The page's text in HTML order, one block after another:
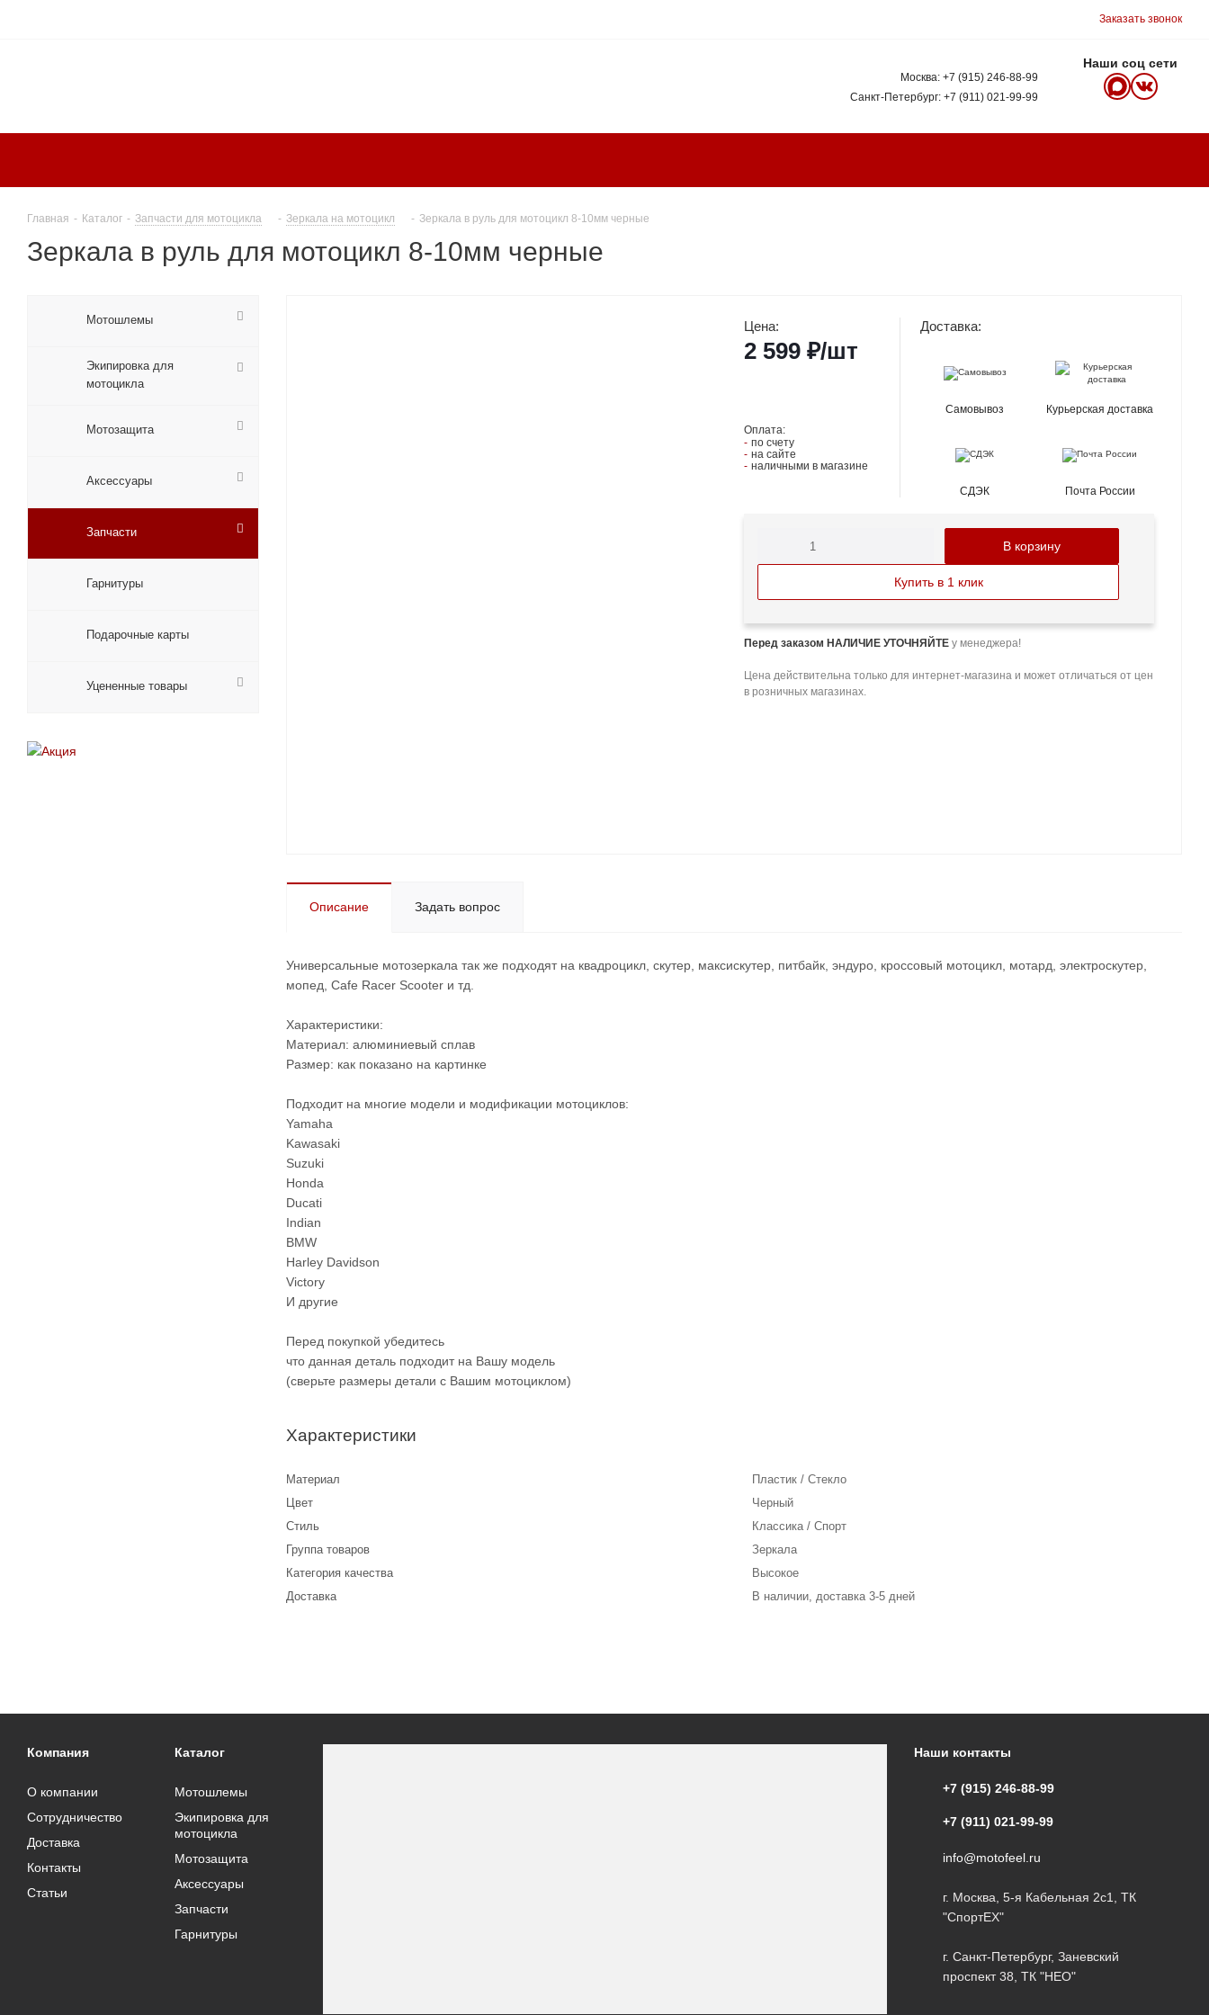
Заказать звонок
Москва: +7 (915) 246-88-99
Санкт-Петербург: +7 (911) 021-99-99
Наши соц сети
Главная - Каталог - Запчасти для мотоцикла - Зеркала на мотоцикл - Зеркала в руль для мотоцикл 8-10мм черные
Зеркала в руль для мотоцикл 8-10мм черные
Цена:
2 599 ₽/шт
Оплата:
по счету
на сайте
наличными в магазине
В корзину
Купить в 1 клик
Доставка:
Самовывоз Курьерская доставка
СДЭК Почта России
Перед заказом НАЛИЧИЕ УТОЧНЯЙТЕ у менеджера!
Цена действительна только для интернет-магазина и может отличаться от цен
в розничных магазинах.
Описание Задать вопрос
Универсальные мотозеркала так же подходят на квадроцикл, скутер, максискутер, питбайк, эндуро, кроссовый мотоцикл, мотард, электроскутер,
мопед, Cafe Racer Scooter и тд.
Характеристики:
Материал: алюминиевый сплав
Размер: как показано на картинке
Подходит на многие модели и модификации мотоциклов:
Yamaha
Kawasaki
Suzuki
Honda
Ducati
Indian
BMW
Harley Davidson
Victory
И другие
Перед покупкой убедитесь
что данная деталь подходит на Вашу модель
(сверьте размеры детали с Вашим мотоциклом)
Характеристики
Материал
Пластик / Стекло
Цвет
Черный
Стиль
Классика / Спорт
Группа товаров
Зеркала
Категория качества
Высокое
Доставка
В наличии, доставка 3-5 дней
Мотошлемы
Экипировка для
мотоцикла
Мотозащита
Аксессуары
Запчасти
Гарнитуры
Подарочные карты
Уцененные товары
Компания
О компании
Сотрудничество
Доставка
Контакты
Статьи
Каталог
Мотошлемы
Экипировка для
мотоцикла
Мотозащита
Аксессуары
Запчасти
Гарнитуры
Наши контакты
+7 (915) 246-88-99
+7 (911) 021-99-99
info@motofeel.ru
г. Москва, 5-я Кабельная 2с1, ТК
"СпортЕХ"
г. Санкт-Петербург, Заневский
проспект 38, ТК "НЕО"